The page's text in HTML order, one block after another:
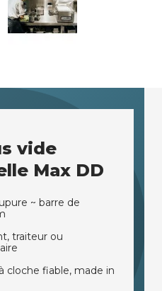
vide
Max DD
~ barre de
traiteur ou
cloche fiable, made in